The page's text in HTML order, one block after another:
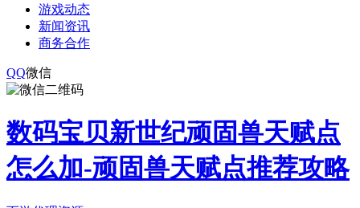
游戏动态
新闻资讯
商务合作
QQ微信
数码宝贝新世纪顽固兽天赋点
怎么加-顽固兽天赋点推荐攻略